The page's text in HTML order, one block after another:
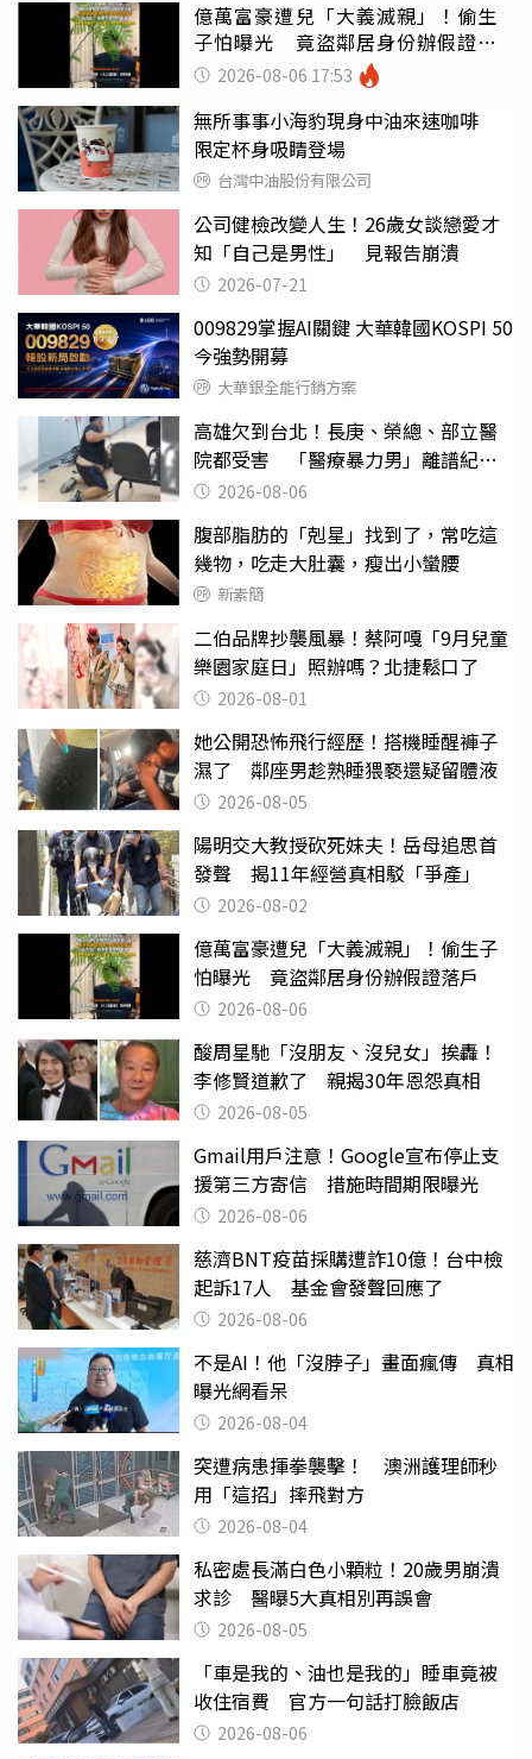
億萬富豪遭兒「大義滅親」！偷生
子怕曝光 竟盜鄰居身份辦假證落
戶 2026-08-06 17:53
無所事事小海豹現身中油來速咖啡
限定杯身吸睛登場
台灣中油股份有限公司
公司健檢改變人生！26歲女談戀愛才
知「自己是男性」 見報告崩潰
2026-07-21
009829掌握AI關鍵 大華韓國KOSPI 50
今強勢開募
大華銀全能行銷方案
高雄欠到台北！長庚、榮總、部立醫
院都受害 「醫療暴力男」離譜紀錄
曝光2026-08-06
腹部脂肪的「剋星」找到了，常吃這
幾物，吃走大肚囊，瘦出小蠻腰
新素簡
二伯品牌抄襲風暴！蔡阿嘎「9月兒童
樂園家庭日」照辦嗎？北捷鬆口了
2026-08-01
她公開恐怖飛行經歷！搭機睡醒褲子
濕了 鄰座男趁熟睡猥褻還疑留體液
2026-08-05
陽明交大教授砍死妹夫！岳母追思首
發聲 揭11年經營真相駁「爭產」
2026-08-02
億萬富豪遭兒「大義滅親」！偷生子
怕曝光 竟盜鄰居身份辦假證落戶
2026-08-06
酸周星馳「沒朋友、沒兒女」挨轟！
李修賢道歉了 親揭30年恩怨真相
2026-08-05
Gmail用戶注意！Google宣布停止支
援第三方寄信 措施時間期限曝光
2026-08-06
慈濟BNT疫苗採購遭詐10億！台中檢
起訴17人 基金會發聲回應了
2026-08-06
不是AI！他「沒脖子」畫面瘋傳 真相
曝光網看呆
2026-08-04
突遭病患揮拳襲擊！ 澳洲護理師秒
用「這招」摔飛對方
2026-08-04
私密處長滿白色小顆粒！20歲男崩潰
求診 醫曝5大真相別再誤會
2026-08-05
「車是我的、油也是我的」睡車竟被
收住宿費 官方一句話打臉飯店
2026-08-06